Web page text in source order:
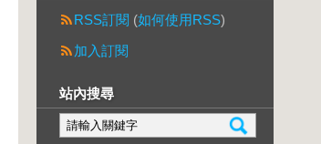
RSS訂閱 (如何使用RSS)
加入訂閱
站內搜尋